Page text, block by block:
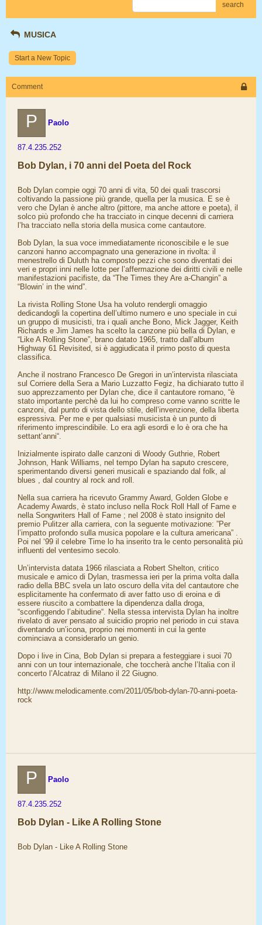
search
MUSICA
Start a New Topic
Comment
P Paolo
87.4.235.252
Bob Dylan, i 70 anni del Poeta del Rock
Bob Dylan compie oggi 70 anni di vita, 50 dei quali trascorsi
coltivando la passione più grande, quella per la musica. E se è
vero che Dylan è anche altro (pittore, ma anche attore e poeta), il
solco più profondo che ha tracciato in cinque decenni di carriera
l’ha tracciato nella storia della musica come cantautore.
Bob Dylan, la sua voce immediatamente riconoscibile e le sue
canzoni hanno accompagnato una generazione in rivolta: il
menestrello di Duluth ha composto pezzi che sono diventati dei
veri e propri inni nelle lotte per l’affermazione dei diritti civili e nelle
manifestazioni pacifiste, da “The Times they Are a-Changin” a
“Blowin’ in the wind”.
La rivista Rolling Stone Usa ha voluto rendergli omaggio
dedicandogli la copertina dell’ultimo numero e uno speciale in cui
un gruppo di musicisti, tra i quali anche Bono, Mick Jagger, Keith
Richards e Jim James ha scelto la canzone più bella di Dylan, e
“Like A Rolling Stone”, brano datato 1965, tratto dall’album
Highway 61 Revisited, si è aggiudicata il primo posto di questa
classifica.
Anche il nostrano Francesco De Gregori in un’intervista rilasciata
sul Corriere della Sera a Mario Luzzatto Fegiz, ha dichiarato tutto il
suo apprezzamento per Dylan che, dice il cantautore romano, “è
stato importante perchè da lui ho compreso come vanno scritte le
canzoni, dal punto di vista dello stile, dell’invenzione, della liberta
espressiva. Per me e per qualsiasi musicista è un punto di
riferimento imprescindibile. Lo era agli esordi e lo è ora che ha
settant’anni“.
Inizialmente ispirato dalle canzoni di Woody Guthrie, Robert
Johnson, Hank Williams, nel tempo Dylan ha saputo crescere,
sperimentando diversi generi musicali e spaziando dal folk, al
blues , dal country al rock and roll.
Nella sua carriera ha ricevuto Grammy Award, Golden Globe e
Academy Awards, è stato incluso nella Rock Roll Hall of Fame e
nella Songwriters Hall of Fame ; nel 2008 è stato insignito del
premio Pulitzer alla carriera, con la seguente motivazione: ”Per
l’impatto profondo sulla musica popolare e la cultura americana” .
Poi nel ‘99 il celebre Time lo ha inserito tra le cento personalità più
influenti del ventesimo secolo.
Un’intervista datata 1966 rilasciata a Robert Shelton, critico
musicale e amico di Dylan, trasmessa ieri per la prima volta dalla
radio della BBC svela un lato oscuro della vita del cantautore che
esplicitamente ha confermato di aver fatto uso di eroina e di
essere riuscito a combattere la dipendenza dalla droga,
“sconfiggendo l’abitudine“. Nella stessa intervista Dylan ha inoltre
rivelato di aver pensato al suicidio proprio nel periodo in cui stava
diventando un’icona, proprio nei momenti in cui la gente
cominciava a considerarlo un genio.
Dopo i live in Cina, Bob Dylan si prepara a festeggiare i suoi 70
anni con un tour internazionale, che toccherà anche l’Italia con il
concerto l’Alcatraz di Milano il 22 Giugno.
http://www.melodicamente.com/2011/05/bob-dylan-70-anni-poeta-
rock
P Paolo
87.4.235.252
Bob Dylan - Like A Rolling Stone
Bob Dylan - Like A Rolling Stone